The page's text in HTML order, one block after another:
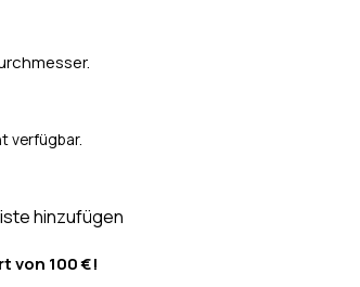
verfügbar.
hinzufügen
von 100 €!